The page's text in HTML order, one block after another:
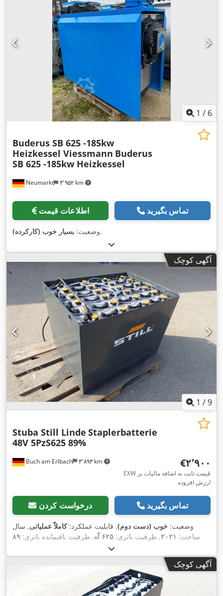
1 / 6
Neumarkt ۳٬۹۵۲ km
Buderus SB 625 -185kw
Heizkessel Viessmann Buderus
SB 625 -185kw Heizkessel
اطلاعات قیمت تماس بگیرید
وضعیت: بسیار خوب (کارکرده) ,
آگهی کوچک
1 /9
Buch am Erlbach ۳٬۸۹۳ km
Stuba Still Linde Staplerbatterie
48V 5PzS625 89%
‎€۲٬۹۰۰
EXW قیمت ثابت به اضافه مالیات بر
ارزش افزوده
درخواست کردن تماس بگیرید
وضعیت: خوب (دست دوم), قابلیت عملکرد:کاملاً عملیاتی, سال
ساخت: ۲۰۲۱, ظرفیت باتری: ۶۲۵ آه , ظرفیت باقیمانده باتری: ۸۹
, عرض کل:
میلی‌متر, ارتفاع کل:۶۳۰ میلی‌متر , وزن کل:۸۹۹ کیلوگرم
, نوع
آگهی کوچک